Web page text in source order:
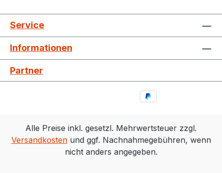
Service
Informationen
Partner
Alle Preise inkl. gesetzl. Mehrwertsteuer zzgl.
Versandkostenund ggf. Nachnahmegebühren, wenn
nicht anders angegeben.